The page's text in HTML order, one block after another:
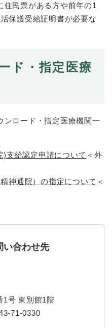
住民票がある方や前年の1
保護受給証明書が必要な
ド・指定医療
ンロード・指定医療機関一
)支給認定申請について ＜外
神通院）の指定について ＜
い合わせ先
1号 東別館1階
71-0330